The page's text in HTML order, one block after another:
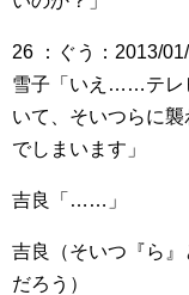
26 ：ぐう：2013/
雪子「いえ……テレ
いて、そいつらに
でしまいます」
吉良「……」
吉良（そいつ『ら
だろう）